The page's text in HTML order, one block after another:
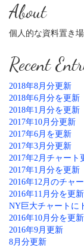
About
個人的な資料置き場
Recent
2018年8月分更新
2018年6月分を更新
2018年1月分を更新
2017年10月分更新
2017年6月を更新
2017年3月分更新
2017年2月チャート
2017年1月分を更新
2016年12月のチャ
2016年11月分を更新
NY巨大チャートに
2016年10月分を更新
2016年9月更新
8月分更新